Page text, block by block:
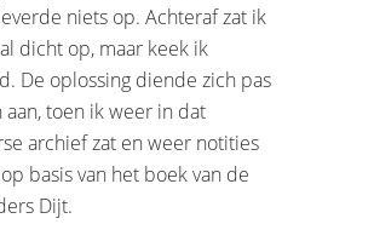
niets op. Achteraf zat ik
dicht op, maar keek ik
De oplossing diende zich pas
aan, toen ik weer in dat
archief zat en weer notities
basis van het boek van de
Dijt.